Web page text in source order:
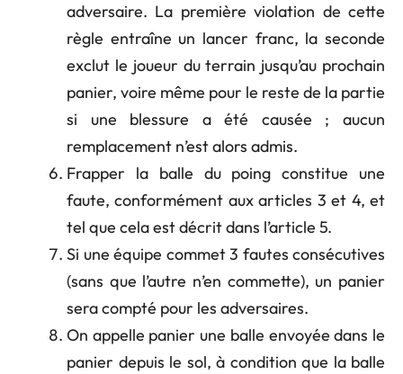
adversaire. La première violation de cette
règle entraîne un lancer franc, la seconde
exclut le joueur du terrain jusqu’au prochain
panier, voire même pour le reste de la partie
si une blessure a été causée ; aucun
remplacement n’est alors admis.
Frapper la balle du poing constitue une
faute, conformément aux articles 3 et 4, et
tel que cela est décrit dans l’article 5.
Si une équipe commet 3 fautes consécutives
(sans que l’autre n’en commette), un panier
sera compté pour les adversaires.
On appelle panier une balle envoyée dans le
panier depuis le sol, à condition que la balle